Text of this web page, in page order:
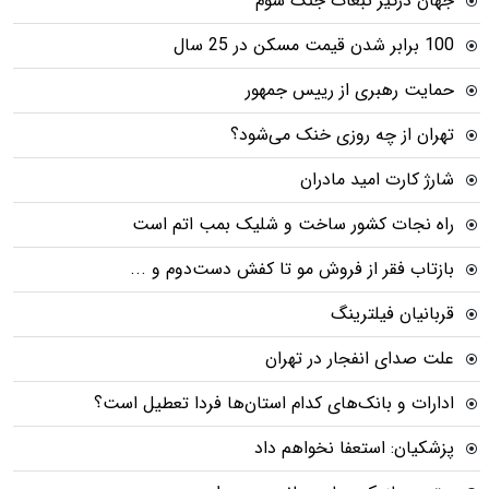
100 برابر شدن قیمت مسکن در 25 سال
حمایت رهبری از رییس جمهور
تهران از چه روزی خنک می‌شود؟
شارژ کارت امید مادران
راه نجات کشور ساخت و شلیک بمب اتم است
بازتاب فقر از فروش مو تا کفش دست‌دوم و ...
قربانیان فیلترینگ
علت صدای انفجار در تهران
ادارات و بانک‌های کدام استان‌ها فردا تعطیل است؟
پزشکیان: استعفا نخواهم داد